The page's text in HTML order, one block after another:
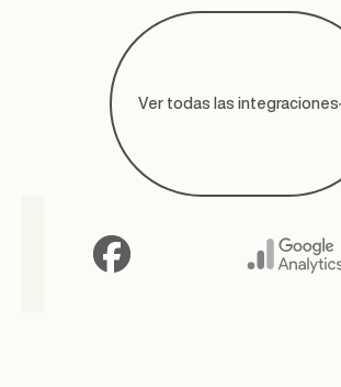
Ver todas las integraciones